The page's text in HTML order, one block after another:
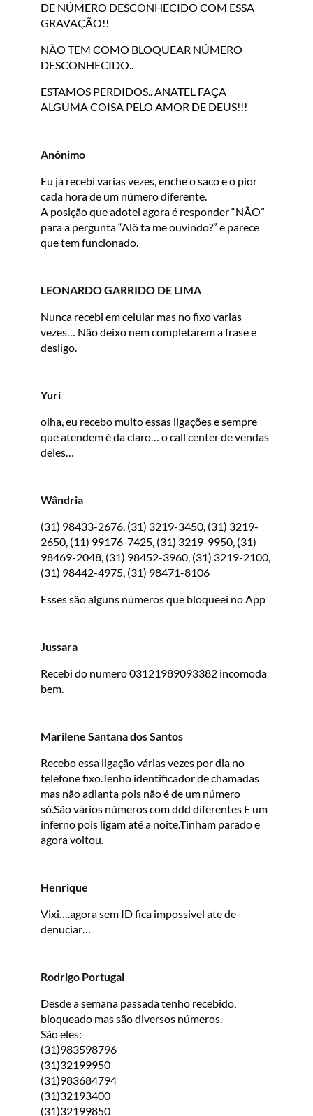
DE NÚMERO DESCONHECIDO COM ESSA
GRAVAÇÃO!!
NÃO TEM COMO BLOQUEAR NÚMERO
DESCONHECIDO..
ESTAMOS PERDIDOS.. ANATEL FAÇA
ALGUMA COISA PELO AMOR DE DEUS!!!
Anônimo
Eu já recebi varias vezes, enche o saco e o pior
cada hora de um número diferente.
A posição que adotei agora é responder “NÃO”
para a pergunta “Alô ta me ouvindo?” e parece
que tem funcionado.
LEONARDO GARRIDO DE LIMA
Nunca recebi em celular mas no fixo varias
vezes… Não deixo nem completarem a frase e
desligo.
Yuri
olha, eu recebo muito essas ligações e sempre
que atendem é da claro… o call center de vendas
deles…
Wândria
(31) 98433-2676, (31) 3219-3450, (31) 3219-
2650, (11) 99176-7425, (31) 3219-9950, (31)
98469-2048, (31) 98452-3960, (31) 3219-2100,
(31) 98442-4975, (31) 98471-8106
Esses são alguns números que bloqueei no App
Jussara
Recebi do numero 03121989093382 incomoda
bem.
Marilene Santana dos Santos
Recebo essa ligação várias vezes por dia no
telefone fixo.Tenho identificador de chamadas
mas não adianta pois não é de um número
só.São vários números com ddd diferentes E um
inferno pois ligam até a noite.Tinham parado e
agora voltou.
Henrique
Vixi….agora sem ID fica impossivel ate de
denuciar…
Rodrigo Portugal
Desde a semana passada tenho recebido,
bloqueado mas são diversos números.
São eles:
(31)983598796
(31)32199950
(31)983684794
(31)32193400
(31)32199850